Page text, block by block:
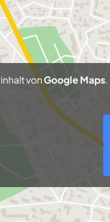
vonGoogle Maps